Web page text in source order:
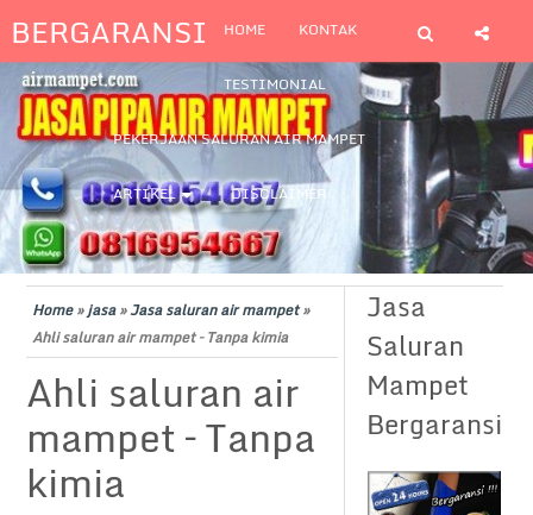
BERGARANSI HOME KONTAK
TESTIMONIAL
PEKERJAAN SALURAN AIR MAMPET
ARTIKEL DISCLAIMER
Home»jasa»Jasa saluran air mampet»
Ahli saluran air mampet – Tanpa kimia
Ahli saluran air
mampet – Tanpa
kimia
Jasa
Saluran
Mampet
Bergaransi